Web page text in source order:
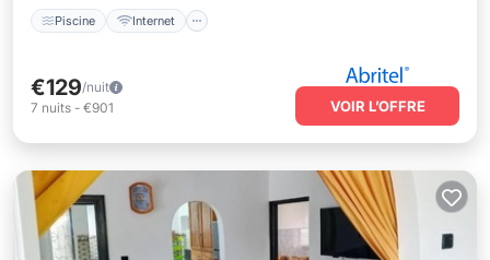
Piscine Internet
€129/nuit
7 nuits - €901 VOIR L’OFFRE